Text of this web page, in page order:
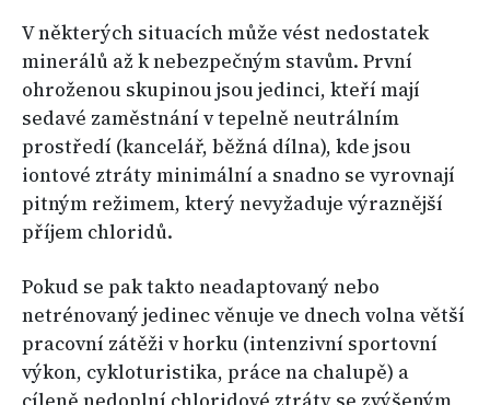
V některých situacích může vést nedostatek
minerálů až k nebezpečným stavům. První
ohroženou skupinou jsou jedinci, kteří mají
sedavé zaměstnání v tepelně neutrálním
prostředí (kancelář, běžná dílna), kde jsou
iontové ztráty minimální a snadno se vyrovnají
pitným režimem, který nevyžaduje výraznější
příjem chloridů.
Pokud se pak takto neadaptovaný nebo
netrénovaný jedinec věnuje ve dnech volna větší
pracovní zátěži v horku (intenzivní sportovní
výkon, cykloturistika, práce na chalupě) a